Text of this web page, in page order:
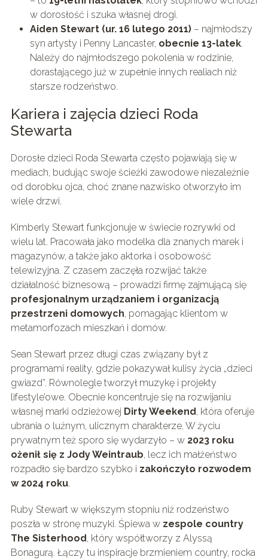
w dorosłość i szuka własnej drogi.
Aiden Stewart (ur. 16 lutego 2011)– najmłodszy
syn artysty i Penny Lancaster, obecnie 13-latek.
Należy do najmłodszego pokolenia w rodzinie,
dorastającego już w zupełnie innych realiach niż
starsze rodzeństwo.
Kariera i zajęcia dzieci Roda
Stewarta
Dorosłe dzieci Roda Stewarta często pojawiają się w
mediach, budując swoje ścieżki zawodowe niezależnie
od dorobku ojca, choć znane nazwisko otworzyło im
wiele drzwi.
Kimberly Stewart funkcjonuje w świecie rozrywki od
wielu lat. Pracowała jako modelka dla znanych marek i
magazynów, a także jako aktorka i osobowość
telewizyjna. Z czasem zaczęła rozwijać także
działalność biznesową – prowadzi firmę zajmującą się
profesjonalnym urządzaniem i organizacją
przestrzeni domowych, pomagając klientom w
metamorfozach mieszkań i domów.
Sean Stewart przez długi czas związany był z
programami reality, gdzie pokazywał kulisy życia „dzieci
gwiazd”. Równolegle tworzył muzykę i projekty
lifestyle’owe. Obecnie koncentruje się na rozwijaniu
własnej marki odzieżowej Dirty Weekend, która oferuje
ubrania o luźnym, ulicznym charakterze. W życiu
prywatnym też sporo się wydarzyło – w 2023 roku
ożenił się z Jody Weintraub, lecz ich małżeństwo
rozpadło się bardzo szybko i zakończyło rozwodem
w 2024 roku.
Ruby Stewart w większym stopniu niż rodzeństwo
poszła w stronę muzyki. Śpiewa w zespole country
The Sisterhood, który współtworzy z Alyssą
Bonagurą. Łączy tu inspiracje brzmieniem country, rocka